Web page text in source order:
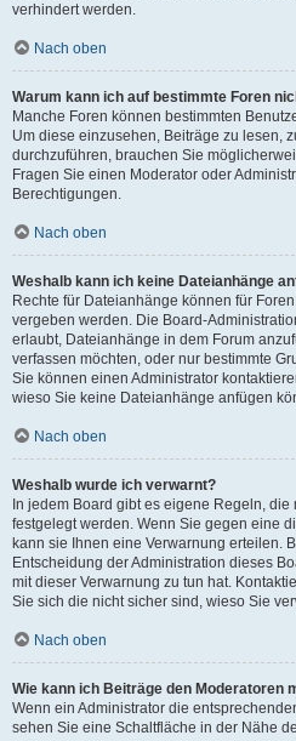
verhindert werden.
Nach oben
Warum kann ich auf bestimmte Foren
Manche Foren können bestimmten
Um diese einzusehen, Beiträge zu lesen,
durchzuführen, brauchen Sie
Fragen Sie einen Moderator oder
Berechtigungen.
Nach oben
Weshalb kann ich keine Dateianhänge
Rechte für Dateianhänge können für
vergeben werden. Die Board-
erlaubt, Dateianhänge in dem Forum
verfassen möchten, oder nur bestimmte
Sie können einen Administrator
wieso Sie keine Dateianhänge anfügen
Nach oben
Weshalb wurde ich verwarnt?
In jedem Board gibt es eigene Regeln,
festgelegt werden. Wenn Sie gegen eine
kann sie Ihnen eine Verwarnung erteilen.
Entscheidung der Administration dieses
mit dieser Verwarnung zu tun hat.
Sie sich die nicht sicher sind, wieso Sie
Nach oben
Wie kann ich Beiträge den Moderatoren
Wenn ein Administrator die
sehen Sie eine Schaltfläche in der Nähe